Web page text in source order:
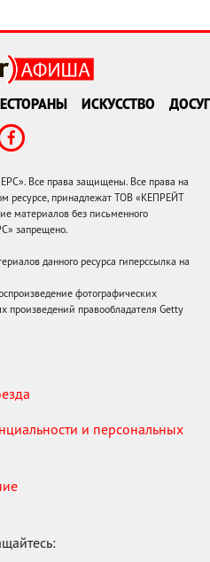
ИСКУССТВО ДОСУГ
Все права защищены. Все права на
ресурсе, принадлежат ТОВ «КЕПРЕЙТ
материалов без письменного
запрещено.
данного ресурса гиперссылка на
фотографических
произведений правообладателя Getty
и персональных